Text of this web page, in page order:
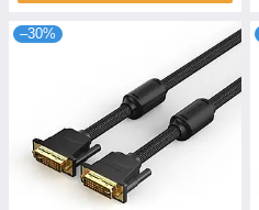
–30%